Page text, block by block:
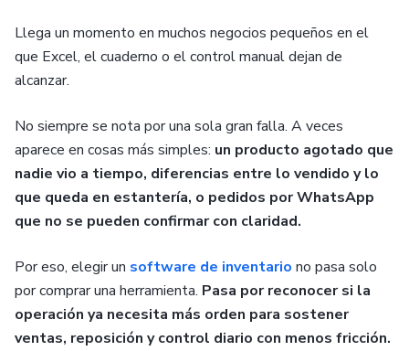
Llega un momento en muchos negocios pequeños en el
que Excel, el cuaderno o el control manual dejan de
alcanzar.
No siempre se nota por una sola gran falla. A veces
aparece en cosas más simples: un producto agotado que
nadie vio a tiempo, diferencias entre lo vendido y lo
que queda en estantería, o pedidos por WhatsApp
que no se pueden confirmar con claridad.
Por eso, elegir un software de inventario no pasa solo
por comprar una herramienta. Pasa por reconocer si la
operación ya necesita más orden para sostener
ventas, reposición y control diario con menos fricción.